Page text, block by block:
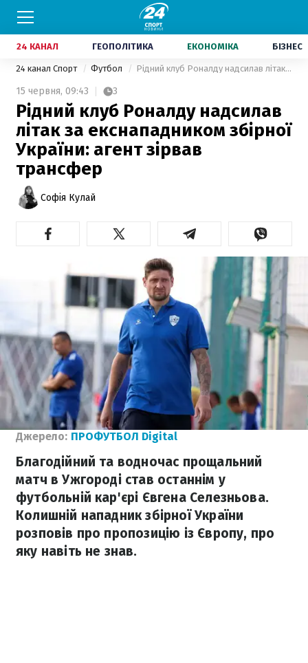
24 КАНАЛ ГЕОПОЛІТИКА ЕКОНОМІКА БІЗНЕС
24 канал Спорт Футбол Рідний клуб Роналду надсилав літак за екснападником збірної України: агент зірвав трансфер
15 червня, 09:43 3
Рідний клуб Роналду надсилав
літак за екснападником збірної
України: агент зірвав
трансфер
Софія Кулай
Джерело: ПРОФУТБОЛ Digital
Благодійний та водночас прощальний
матч в Ужгороді став останнім у
футбольній кар'єрі Євгена Селезньова.
Колишній нападник збірної України
розповів про пропозицію із Європу, про
яку навіть не знав.